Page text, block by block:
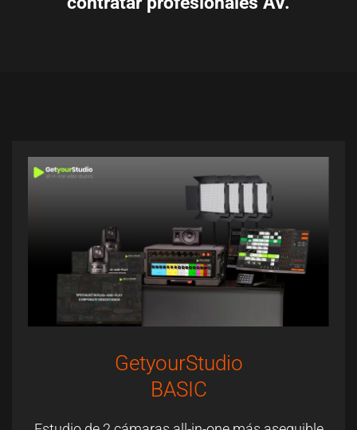
GetyourStudio
BASIC